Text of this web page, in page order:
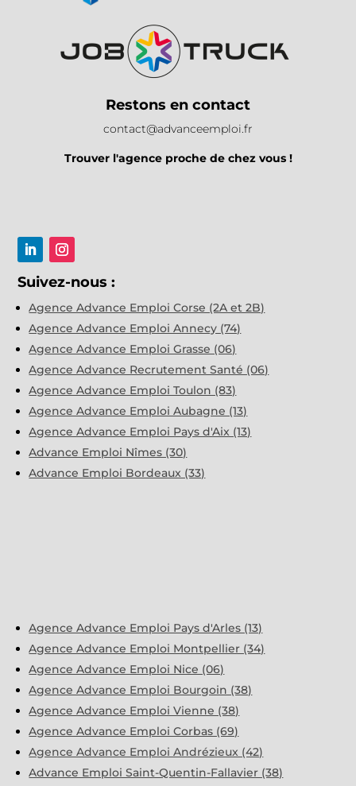
Restons en contact
contact@advanceemploi.fr
Trouver l'agence proche de chez vous !
Suivez-nous :
Agence Advance Emploi Corse (2A et 2B)
Agence Advance Emploi Annecy (74)
Agence Advance Emploi Grasse (06)
Agence Advance Recrutement Santé (06)
Agence Advance Emploi Toulon (83)
Agence Advance Emploi Aubagne (13)
Agence Advance Emploi Pays d'Aix (13)
Advance Emploi Nîmes (30)
Advance Emploi Bordeaux (33)
Agence Advance Emploi Pays d'Arles (13)
Agence Advance Emploi Montpellier (34)
Agence Advance Emploi Nice (06)
Agence Advance Emploi Bourgoin (38)
Agence Advance Emploi Vienne (38)
Agence Advance Emploi Corbas (69)
Agence Advance Emploi Andrézieux (42)
Advance Emploi Saint-Quentin-Fallavier (38)